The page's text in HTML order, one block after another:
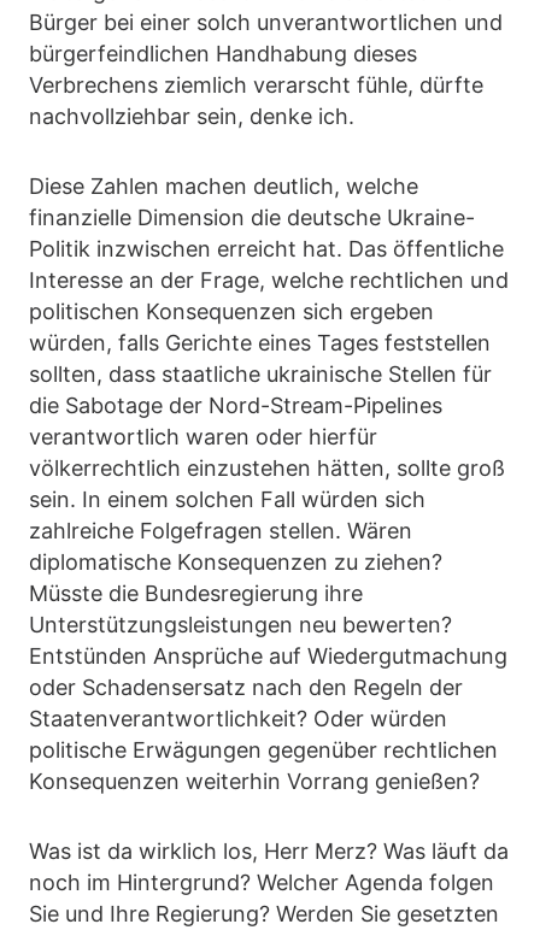
Bürger bei einer solch unverantwortlichen und
bürgerfeindlichen Handhabung dieses
Verbrechens ziemlich verarscht fühle, dürfte
nachvollziehbar sein, denke ich.
Diese Zahlen machen deutlich, welche
finanzielle Dimension die deutsche Ukraine-
Politik inzwischen erreicht hat. Das öffentliche
Interesse an der Frage, welche rechtlichen und
politischen Konsequenzen sich ergeben
würden, falls Gerichte eines Tages feststellen
sollten, dass staatliche ukrainische Stellen für
die Sabotage der Nord-Stream-Pipelines
verantwortlich waren oder hierfür
völkerrechtlich einzustehen hätten, sollte groß
sein. In einem solchen Fall würden sich
zahlreiche Folgefragen stellen. Wären
diplomatische Konsequenzen zu ziehen?
Müsste die Bundesregierung ihre
Unterstützungsleistungen neu bewerten?
Entstünden Ansprüche auf Wiedergutmachung
oder Schadensersatz nach den Regeln der
Staatenverantwortlichkeit? Oder würden
politische Erwägungen gegenüber rechtlichen
Konsequenzen weiterhin Vorrang genießen?
Was ist da wirklich los, Herr Merz? Was läuft da
noch im Hintergrund? Welcher Agenda folgen
Sie und Ihre Regierung? Werden Sie gesetzten